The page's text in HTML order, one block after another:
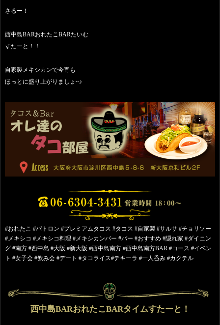
さるー！
西中島BARおれたこBARたいむ
すたーと！！
自家製メキシカンで今宵も
ほっとに盛り上がりましょ~♪
#おれたこ #パトロン #プレミアムタコス #タコス #自家製 #サルサ #チョリソー
#メキシコ #メキシコ料理 #メキシカンバー #バー #おすすめ #隠れ家 #ダイニン
グ #南方 #西中島 #大阪 #新大阪 #西中島南方 #西中島南方BAR #コース #イベン
ト #女子会 #飲み会 #デート #タコライス#テキーラ #一人呑み #カクテル
西中島BARおれたこBARタイムすたーと！